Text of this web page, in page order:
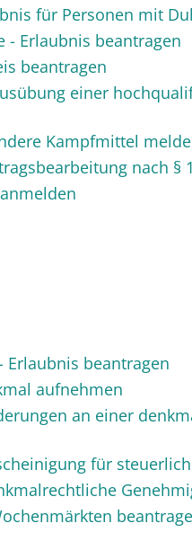
für Personen mit
- Erlaubnis beantragen
beantragen
einer
Kampfmittel
nach §
Erlaubnis beantragen
aufnehmen
an einer
für